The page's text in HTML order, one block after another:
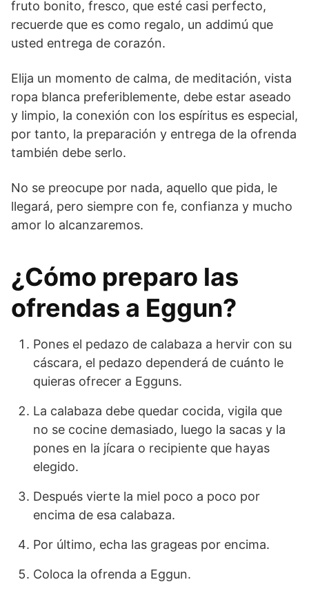
fruto bonito, fresco, que esté casi perfecto,
recuerde que es como regalo, un addimú que
usted entrega de corazón.
Elija un momento de calma, de meditación, vista
ropa blanca preferiblemente, debe estar aseado
y limpio, la conexión con los espíritus es especial,
por tanto, la preparación y entrega de la ofrenda
también debe serlo.
No se preocupe por nada, aquello que pida, le
llegará, pero siempre con fe, confianza y mucho
amor lo alcanzaremos.
¿Cómo preparo las
ofrendas a Eggun?
Pones el pedazo de calabaza a hervir con su
cáscara, el pedazo dependerá de cuánto le
quieras ofrecer a Egguns.
La calabaza debe quedar cocida, vigila que
no se cocine demasiado, luego la sacas y la
pones en la jícara o recipiente que hayas
elegido.
Después vierte la miel poco a poco por
encima de esa calabaza.
Por último, echa las grageas por encima.
Coloca la ofrenda a Eggun.